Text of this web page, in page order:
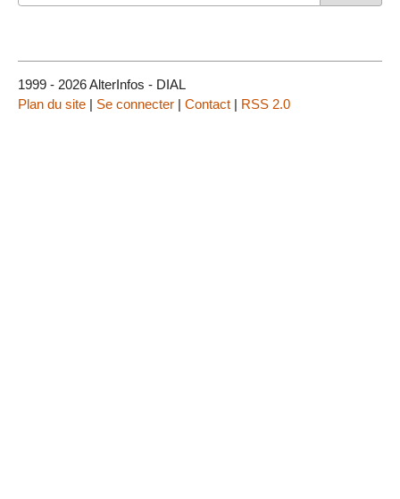
1999 - 2026 AlterInfos - DIAL
Plan du site | Se connecter | Contact | RSS 2.0